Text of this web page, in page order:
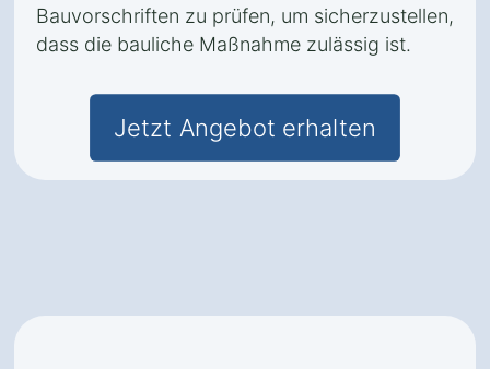
Bauvorschriften zu prüfen, um sicherzustellen,
dass die bauliche Maßnahme zulässig ist.
Jetzt Angebot erhalten